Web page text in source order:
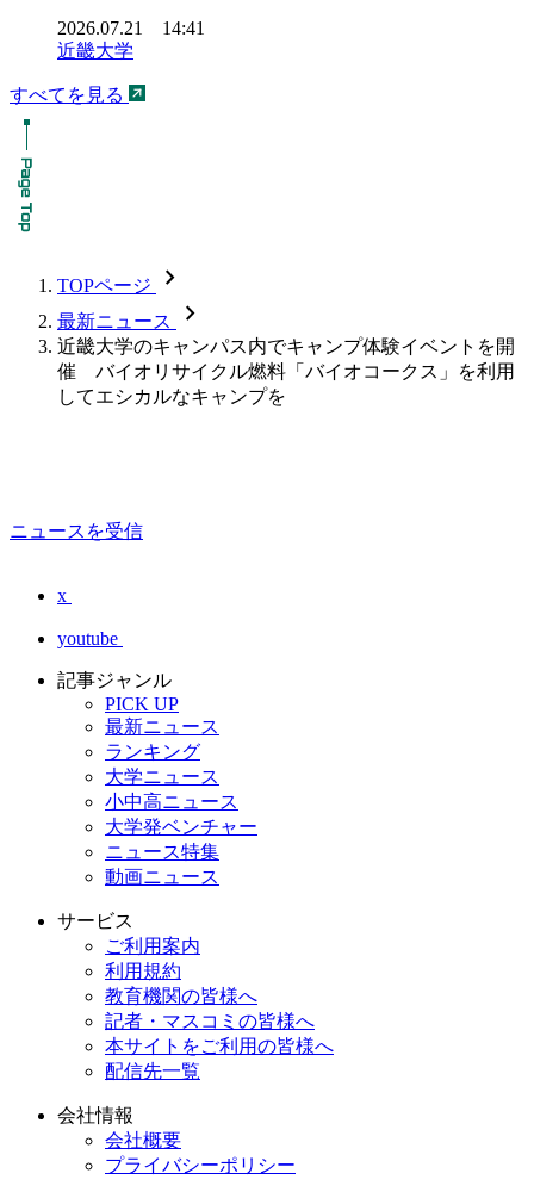
2026.07.21 14:41
近畿大学
すべてを見る
TOPページ chevron_forward
最新ニュース chevron_forward
近畿大学のキャンパス内でキャンプ体験イベントを開
催 バイオリサイクル燃料「バイオコークス」を利用
してエシカルなキャンプを
ニュースを受信
x
youtube
記事ジャンル
PICK UP
最新ニュース
ランキング
大学ニュース
小中高ニュース
大学発ベンチャー
ニュース特集
動画ニュース
サービス
ご利用案内
利用規約
教育機関の皆様へ
記者・マスコミの皆様へ
本サイトをご利用の皆様へ
配信先一覧
会社情報
会社概要
プライバシーポリシー